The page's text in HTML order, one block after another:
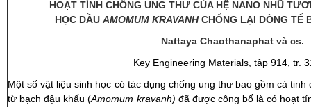
HOẠT TÍNH CHỐNG UNG THƯ CỦA HỆ NANO NHŨ
HỌC DẦU AMOMUM KRAVANHCHỐNG LẠI DÒNG TẾ
Nattaya Chaothanaphat và cs.
Key Engineering Materials, tập 914, tr.
Một số vật liệu sinh học có tác dụng chống ung thư bao gồm cả
từ bạch đậu khấu (Amomum kravanh) đã được công bố là có hoạt